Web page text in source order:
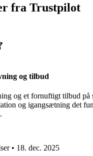
fra Trustpilot
og tilbud
og et fornuftigt tilbud på
og igangsætning det
• 18. dec. 2025